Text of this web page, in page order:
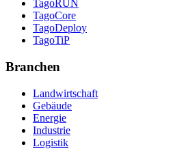
TagoRUN
TagoCore
TagoDeploy
TagoTiP
Branchen
Landwirtschaft
Gebäude
Energie
Industrie
Logistik